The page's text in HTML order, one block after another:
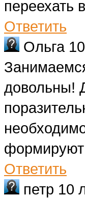
переехать
Ответить
Ольга
довольны!
формируют
Ответить
петр 10